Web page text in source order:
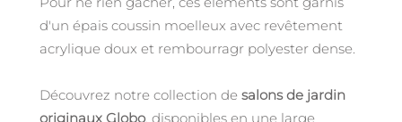
d'un épais coussin moelleux avec revêtement
acrylique doux et rembourragr polyester dense.
Découvrez notre collection de salons de jardin
originaux Globo , disponibles en une large